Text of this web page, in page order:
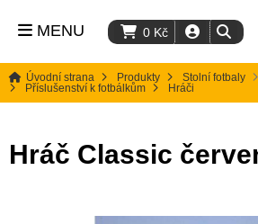
0 Kč
MENU
Úvodní strana Produkty
Stolní fotbaly
Příslušenství k fotbálkům
Hráči
Hráč Classic